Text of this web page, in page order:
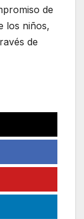
de
los niños,
de